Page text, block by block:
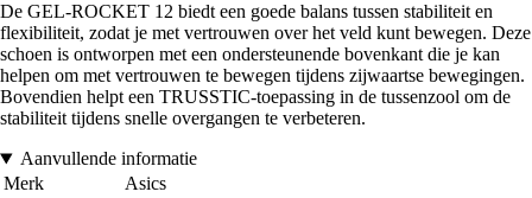
De GEL-ROCKET 12 biedt een goede balans tussen stabiliteit en
flexibiliteit, zodat je met vertrouwen over het veld kunt bewegen. Deze
schoen is ontworpen met een ondersteunende bovenkant die je kan
helpen om met vertrouwen te bewegen tijdens zijwaartse bewegingen.
Bovendien helpt een TRUSSTIC-toepassing in de tussenzool om de
stabiliteit tijdens snelle overgangen te verbeteren.
Aanvullende informatie
Merk
Asics